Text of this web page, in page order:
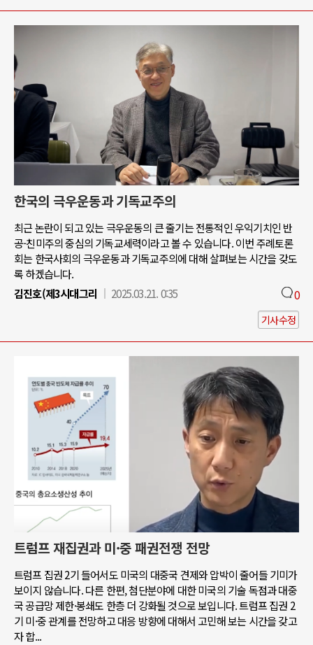
한국의 극우운동과 기독교주의
최근 논란이 되고 있는 극우운동의 큰 줄기는 전통적인 우익기치인 반
공-친미주의 중심의 기독교세력이라고 볼 수 있습니다. 이번 주례토론
회는 한국사회의 극우운동과 기독교주의에 대해 살펴보는 시간을 갖도
록 하겠습니다.
김진호(제3시대그리
2025.03.21. 0:35 0
기사수정
트럼프 재집권과 미·중 패권전쟁 전망
트럼프 집권 2기 들어서도 미국의 대중국 견제와 압박이 줄어들 기미가
보이지 않습니다. 다른 한편, 첨단분야에 대한 미국의 기술 독점과 대중
국 공급망 제한·봉쇄도 한층 더 강화될 것으로 보입니다. 트럼프 집권 2
기 미·중 관계를 전망하고 대응 방향에 대해서 고민해 보는 시간을 갖고
자 합...